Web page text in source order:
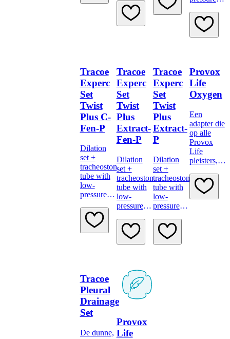
low-
pressure
minimally
traumatic
insertion
Tracoe
Experc
Set
Twist
Plus C-
Fen-P
Dilation
set +
tracheostomy
tube with
low-
pressure
double
fenestration
and
Tracoe
Experc
Set
Twist
Plus
Extract-
Fen-P
Dilation
set +
tracheostomy
tube with
low-
pressure
double
fenestration,
subglottic
and
minimally
traumatic
insertion
system
Tracoe
Experc
Set
Twist
Plus
Extract-
P
Dilation
set +
tracheostomy
tube with
low-
pressure
subglottic
suction
channel
Provox
Life
Oxygen
Een
adapter die
op alle
Provox
Life
pleisters,
en
LaryButtons
aangesloten
Tracoe
Pleural
Drainage
Set
De dunne,
Provox
Life